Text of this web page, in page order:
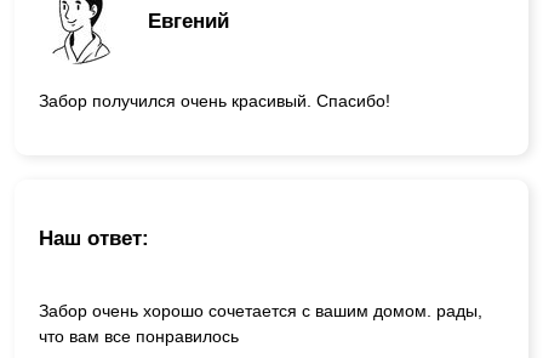
Евгений
Забор получился очень красивый. Спасибо!
Наш ответ:
Забор очень хорошо сочетается с вашим домом. рады,
что вам все понравилось